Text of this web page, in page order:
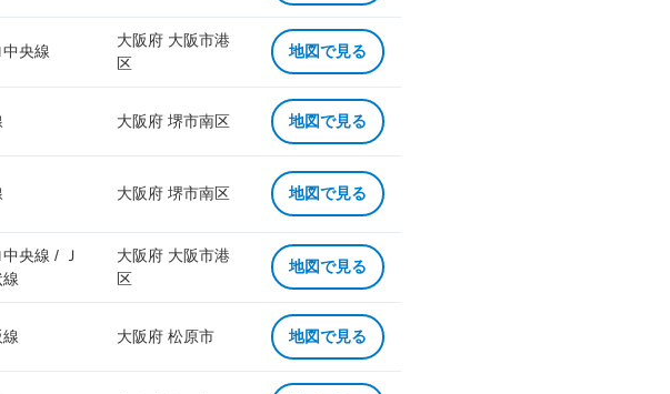
央線
大阪府 大阪市港
区
地図で見る
大阪府 堺市南区 地図で見る
大阪府 堺市南区 地図で見る
央線 / Ｊ
線
大阪府 大阪市港
区
地図で見る
大阪府 松原市 地図で見る